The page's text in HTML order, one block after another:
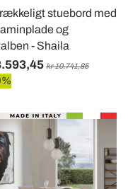
stuebord med
og
- Shaila
kr 10.741,85